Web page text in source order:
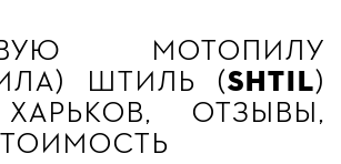
мотопилу
Штиль (Shtil)
отзывы,